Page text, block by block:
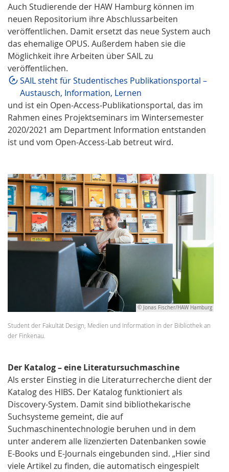
Auch Studierende der HAW Hamburg können im
neuen Repositorium ihre Abschlussarbeiten
veröffentlichen. Damit ersetzt das neue System auch
das ehemalige OPUS. Außerdem haben sie die
Möglichkeit ihre Arbeiten über SAIL zu
veröffentlichen.
SAIL steht für Studentisches Publikationsportal –
Austausch, Information, Lernen
und ist ein Open-Access-Publikationsportal, das im
Rahmen eines Projektseminars im Wintersemester
2020/2021 am Department Information entstanden
ist und vom Open-Access-Lab betreut wird.
© Jonas Fischer/HAW Hamburg
Student der Fakultät Design, Medien und Information in der Bibliothek an
der Finkenau.
Der Katalog – eine Literatursuchmaschine
Als erster Einstieg in die Literaturrecherche dient der
Katalog des HIBS. Der Katalog funktioniert als
Discovery-System. Damit sind bibliothekarische
Suchsysteme gemeint, die auf
Suchmaschinentechnologie beruhen und in dem
unter anderem alle lizenzierten Datenbanken sowie
E-Books und E-Journals eingebunden sind. „Hier sind
viele Artikel zu finden, die automatisch eingespielt